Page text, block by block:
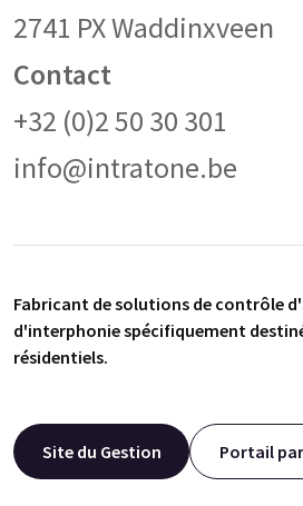
2741 PX Waddinxveen
Contact
+32 (0)2 50 30 301
info@intratone.be
Fabricant de solutions de contrôle
d'interphonie spécifiquement
résidentiels.
Site du Gestion Portail